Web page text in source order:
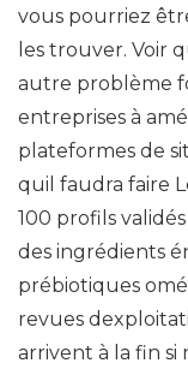
vous pourriez
les trouver. Voir
autre problème
entreprises à
plateformes de
quil faudra faire
100 profils
des ingrédients
prébiotiques
revues
arrivent à la fin si